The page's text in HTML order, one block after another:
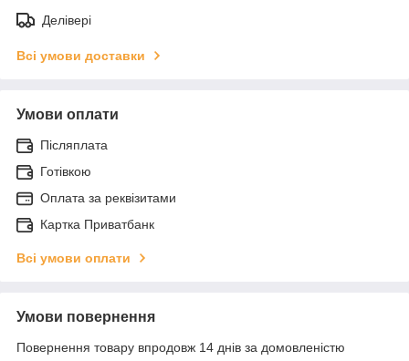
Делівері
Всі умови доставки
Умови оплати
Післяплата
Готівкою
Оплата за реквізитами
Картка Приватбанк
Всі умови оплати
Умови повернення
Повернення товару впродовж 14 днів за домовленістю